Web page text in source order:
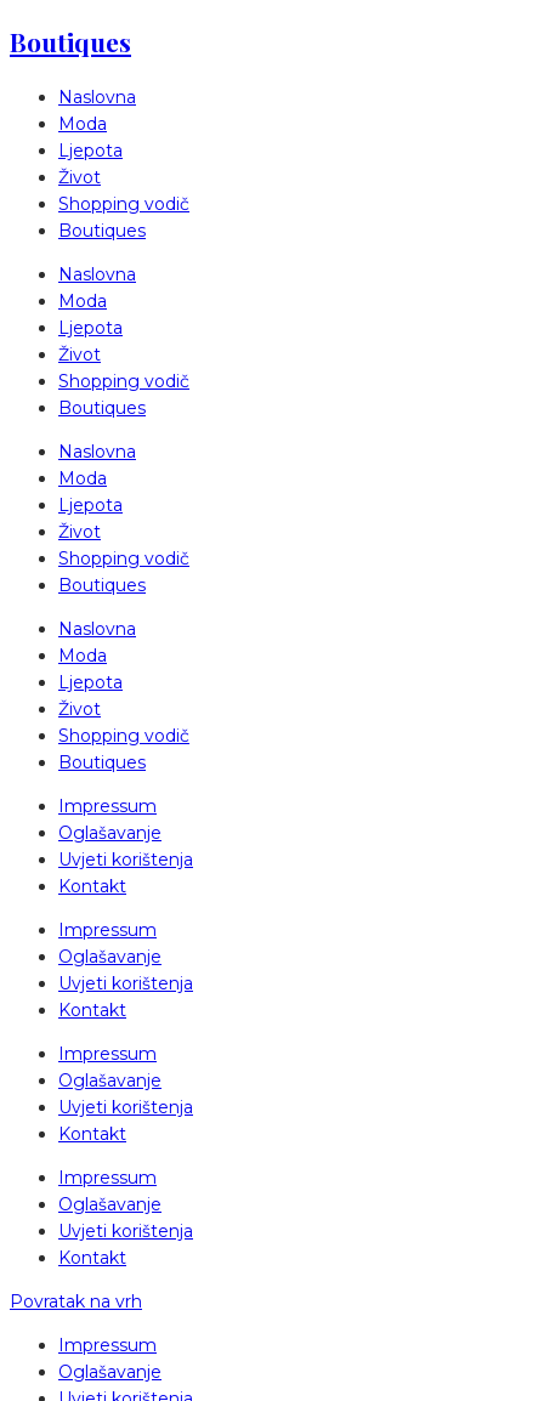
Boutiques
Naslovna
Moda
Ljepota
Život
Shopping vodič
Boutiques
Naslovna
Moda
Ljepota
Život
Shopping vodič
Boutiques
Naslovna
Moda
Ljepota
Život
Shopping vodič
Boutiques
Naslovna
Moda
Ljepota
Život
Shopping vodič
Boutiques
Impressum
Oglašavanje
Uvjeti korištenja
Kontakt
Impressum
Oglašavanje
Uvjeti korištenja
Kontakt
Impressum
Oglašavanje
Uvjeti korištenja
Kontakt
Impressum
Oglašavanje
Uvjeti korištenja
Kontakt
Povratak na vrh
Impressum
Oglašavanje